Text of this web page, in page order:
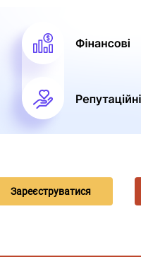
Зареєструватися